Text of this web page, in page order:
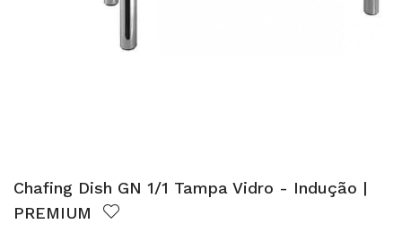
Chafing Dish GN 1/1 Tampa Vidro - Indução |
PREMIUM